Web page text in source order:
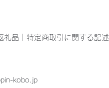
礼品 特定商取引に関する記述
kobo.jp